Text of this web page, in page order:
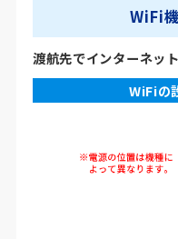
WiFi
渡航先でインターネッ
WiFiの